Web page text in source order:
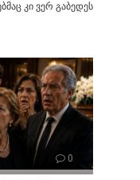
კი ვერ გაბედეს
0